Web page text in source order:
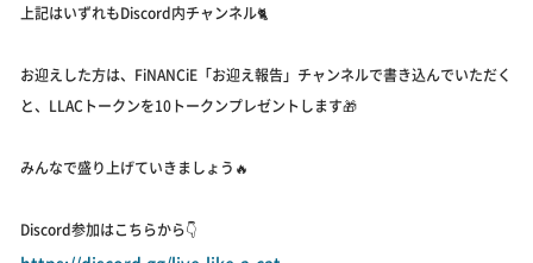
上記はいずれもDiscord内チャンネル🐈
お迎えした方は、FiNANCiE「お迎え報告」チャンネルで書き込んでいただく
と、LLACトークンを10トークンプレゼントします🎁
みんなで盛り上げていきましょう🔥
Discord参加はこちらから👇